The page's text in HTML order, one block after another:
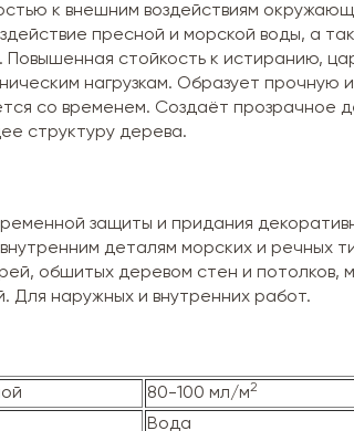
к внешним воздействиям
пресной и морской воды, а
стойкость к истиранию,
нагрузкам. Образует прочную
со временем. Создаёт прозрачное
структуру дерева.
защиты и придания
деталям морских и речных
обшитых деревом стен и потолков,
Для наружных и внутренних работ.
80-100 мл/м2
Вода